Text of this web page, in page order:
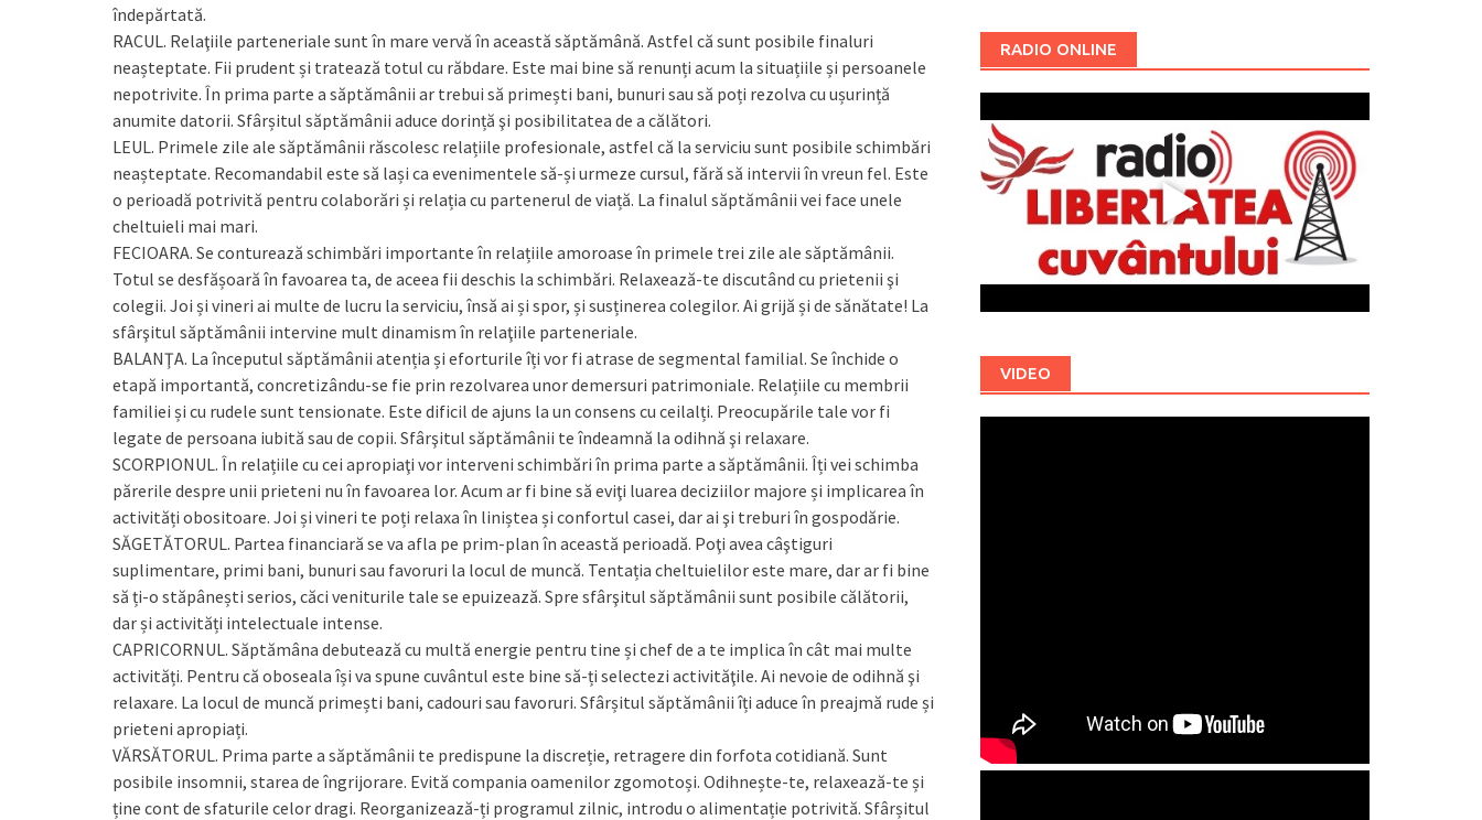
îndepărtată.
RACUL. Relaţiile parteneriale sunt în mare vervă în această săptămână. Astfel că sunt posibile finaluri
neașteptate. Fii prudent și tratează totul cu răbdare. Este mai bine să renunți acum la situațiile și persoanele
nepotrivite. În prima parte a săptămânii ar trebui să primești bani, bunuri sau să poți rezolva cu ușurință
anumite datorii. Sfârșitul săptămânii aduce dorință şi posibilitatea de a călători.
LEUL. Primele zile ale săptămânii răscolesc relațiile profesionale, astfel că la serviciu sunt posibile schimbări
neașteptate. Recomandabil este să lași ca evenimentele să-și urmeze cursul, fără să intervii în vreun fel. Este
o perioadă potrivită pentru colaborări și relația cu partenerul de viață. La finalul săptămânii vei face unele
cheltuieli mai mari.
FECIOARA. Se conturează schimbări importante în relațiile amoroase în primele trei zile ale săptămânii.
Totul se desfășoară în favoarea ta, de aceea fii deschis la schimbări. Relaxează-te discutând cu prietenii şi
colegii. Joi și vineri ai multe de lucru la serviciu, însă ai și spor, și susținerea colegilor. Ai grijă și de sănătate! La
sfârşitul săptămânii intervine mult dinamism în relaţiile parteneriale.
BALANŢA. La începutul săptămânii atenția și eforturile îți vor fi atrase de segmental familial. Se închide o
etapă importantă, concretizându-se fie prin rezolvarea unor demersuri patrimoniale. Relațiile cu membrii
familiei și cu rudele sunt tensionate. Este dificil de ajuns la un consens cu ceilalți. Preocupările tale vor fi
legate de persoana iubită sau de copii. Sfârşitul săptămânii te îndeamnă la odihnă şi relaxare.
SCORPIONUL. În relațiile cu cei apropiaţi vor interveni schimbări în prima parte a săptămânii. Îți vei schimba
părerile despre unii prieteni nu în favoarea lor. Acum ar fi bine să eviţi luarea deciziilor majore și implicarea în
activități obositoare. Joi și vineri te poți relaxa în liniștea și confortul casei, dar ai şi treburi în gospodărie.
SĂGETĂTORUL. Partea financiară se va afla pe prim-plan în această perioadă. Poţi avea câştiguri
suplimentare, primi bani, bunuri sau favoruri la locul de muncă. Tentația cheltuielilor este mare, dar ar fi bine
să ți-o stăpânești serios, căci veniturile tale se epuizează. Spre sfârşitul săptămânii sunt posibile călătorii,
dar și activități intelectuale intense.
CAPRICORNUL. Săptămâna de­bu­tea­ză cu multă energie pentru tine și chef de a te implica în cât mai multe
activități. Pentru că oboseala își va spune cuvântul este bine să-ți selectezi activităţile. Ai nevoie de odihnă şi
relaxare. La locul de muncă primești bani, cadouri sau favoruri. Sfârșitul săptămânii îți aduce în preajmă rude și
prieteni apropiați.
VĂRSĂTORUL. Prima parte a săptămânii te predispune la discreție, retragere din forfota cotidiană. Sunt
posibile insomnii, starea de îngrijorare. Evită compania oamenilor zgomotoși. Odihnește-te, relaxează-te și
ține cont de sfaturile celor dragi. Reorganizează-ți programul zilnic, introdu o alimentație potrivită. Sfârșitul
RADIO ONLINE
VIDEO